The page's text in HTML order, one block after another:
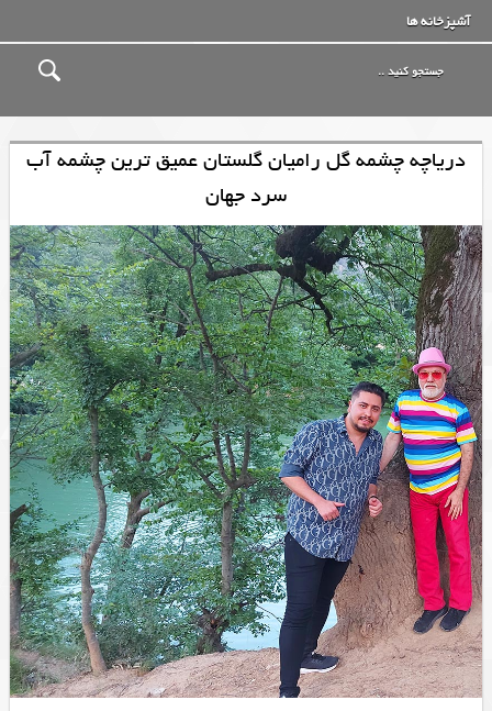
آشپزخانه ها
دریاچه چشمه گل رامیان گلستان عمیق ترین چشمه آب
سرد جهان